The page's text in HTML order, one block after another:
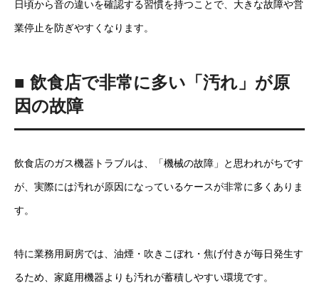
日頃から音の違いを確認する習慣を持つことで、大きな故障や営
業停止を防ぎやすくなります。
■ 飲食店で非常に多い「汚れ」が原
因の故障
飲食店のガス機器トラブルは、「機械の故障」と思われがちです
が、実際には汚れが原因になっているケースが非常に多くありま
す。
特に業務用厨房では、油煙・吹きこぼれ・焦げ付きが毎日発生す
るため、家庭用機器よりも汚れが蓄積しやすい環境です。